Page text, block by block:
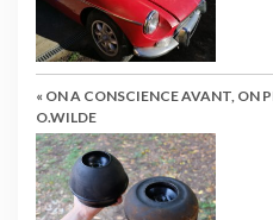
« ON A CONSCIENCE AVANT, ON
O.WILDE